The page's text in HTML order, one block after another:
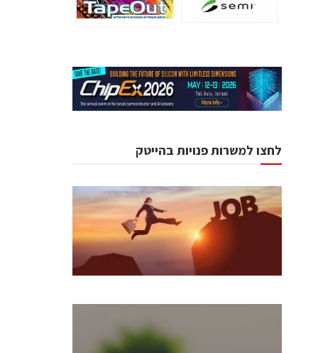
לחצו למשרות פנויות בהייטק